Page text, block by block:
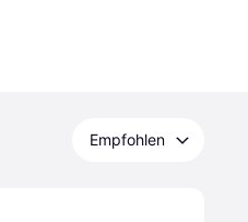
Empfohlen